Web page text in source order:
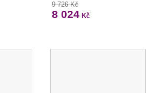
9 726 Kč
8 024Kč